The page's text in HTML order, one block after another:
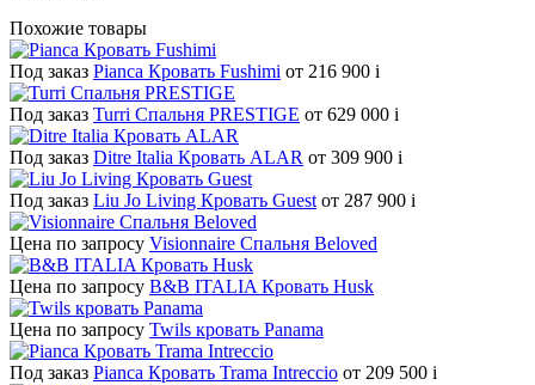
Похожие товары
Под заказ Pianca Кровать Fushimi от 216 900 i
Под заказ Turri Спальня PRESTIGE от 629 000 i
Под заказ Ditre Italia Кровать ALAR от 309 900 i
Под заказ Liu Jo Living Кровать Guest от 287 900 i
Цена по запросу Visionnaire Спальня Beloved
Цена по запросу B&B ITALIA Кровать Husk
Цена по запросу Twils кровать Panama
Под заказ Pianca Кровать Trama Intreccio от 209 500 i